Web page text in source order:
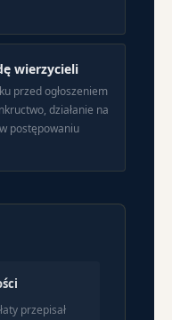
wierzycieli
przed ogłoszeniem
działanie na
postępowaniu
przepisał